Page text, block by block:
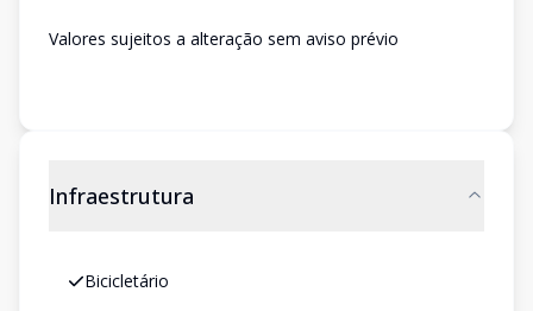
Valores sujeitos a alteração sem aviso prévio
Infraestrutura
Bicicletário